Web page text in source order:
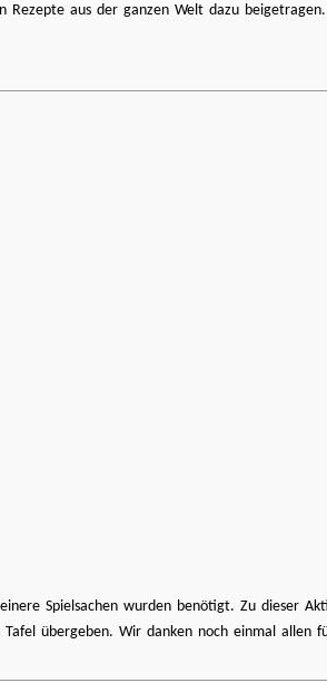
Rezepte aus der ganzen Welt dazu
Spielsachen wurden benötigt. Zu dieser
übergeben. Wir danken noch einmal allen